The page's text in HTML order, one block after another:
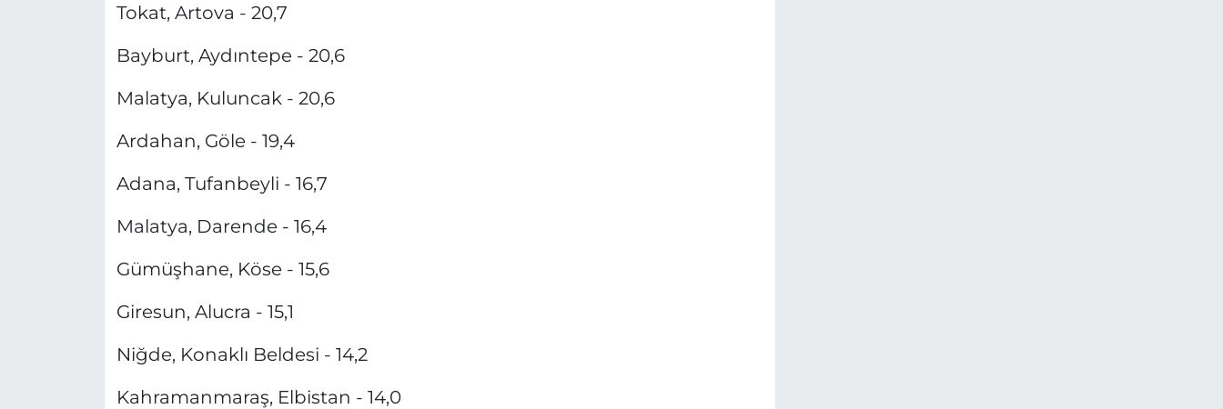
Tokat, Artova - 20,7
Bayburt, Aydıntepe - 20,6
Malatya, Kuluncak - 20,6
Ardahan, Göle - 19,4
Adana, Tufanbeyli - 16,7
Malatya, Darende - 16,4
Gümüşhane, Köse - 15,6
Giresun, Alucra - 15,1
Niğde, Konaklı Beldesi - 14,2
Kahramanmaraş, Elbistan - 14,0